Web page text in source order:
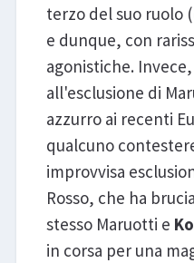
terzo del suo ruolo (
e dunque, con
agonistiche.
all'esclusione di
azzurro ai recenti
qualcuno
improvvisa
Rosso, che ha
stesso Maruotti e
in corsa per una